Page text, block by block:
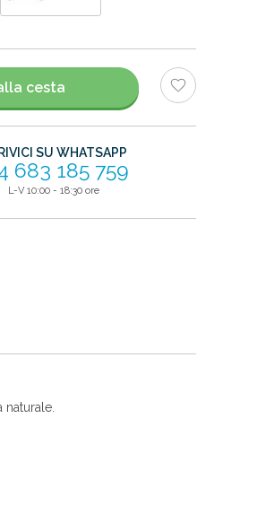
cesta
SU WHATSAPP
683 185 759
L-V 10:00 - 18:30 ore